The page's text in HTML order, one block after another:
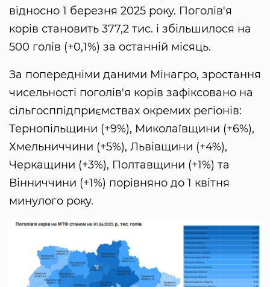
відносно 1 березня 2025 року. Поголів'я
корів становить 377,2 тис. і збільшилося на
500 голів (+0,1%) за останній місяць.
За попередніми даними Мінагро, зростання
чисельності поголів'я корів зафіксовано на
сільгосппідприємствах окремих регіонів:
Тернопільщини (+9%), Миколаївщини (+6%),
Хмельниччини (+5%), Львівщини (+4%),
Черкащини (+3%), Полтавщини (+1%) та
Вінниччини (+1%) порівняно до 1 квітня
минулого року.